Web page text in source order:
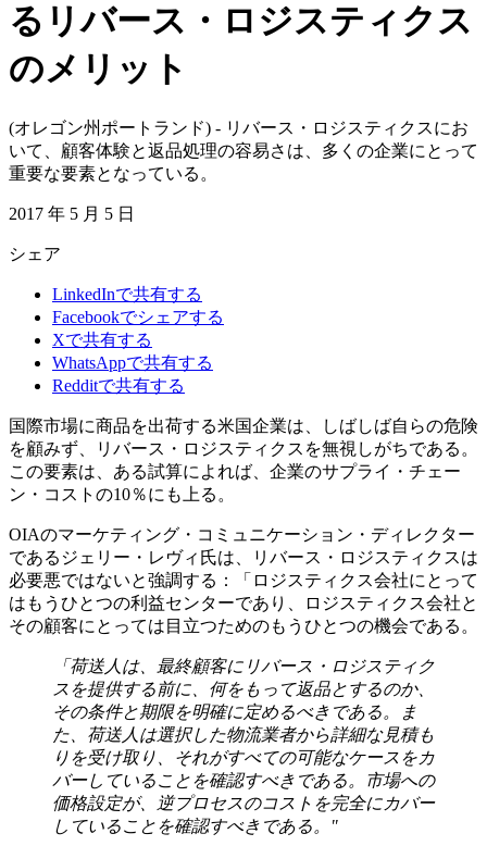
るリバース・ロジスティクス
のメリット
(オレゴン州ポートランド) - リバース・ロジスティクスにお
いて、顧客体験と返品処理の容易さは、多くの企業にとって
重要な要素となっている。
2017 年 5 月 5 日
シェア
LinkedInで共有する
Facebookでシェアする
Xで共有する
WhatsAppで共有する
Redditで共有する
国際市場に商品を出荷する米国企業は、しばしば自らの危険
を顧みず、リバース・ロジスティクスを無視しがちである。
この要素は、ある試算によれば、企業のサプライ・チェー
ン・コストの10％にも上る。
OIAのマーケティング・コミュニケーション・ディレクター
であるジェリー・レヴィ氏は、リバース・ロジスティクスは
必要悪ではないと強調する：「ロジスティクス会社にとって
はもうひとつの利益センターであり、ロジスティクス会社と
その顧客にとっては目立つためのもうひとつの機会である。
「荷送人は、最終顧客にリバース・ロジスティク
スを提供する前に、何をもって返品とするのか、
その条件と期限を明確に定めるべきである。ま
た、荷送人は選択した物流業者から詳細な見積も
りを受け取り、それがすべての可能なケースをカ
バーしていることを確認すべきである。市場への
価格設定が、逆プロセスのコストを完全にカバー
していることを確認すべきである。"